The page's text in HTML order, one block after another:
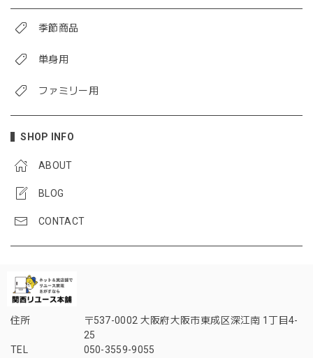
季節商品
単身用
ファミリー用
SHOP INFO
ABOUT
BLOG
CONTACT
住所
〒537-0002 大阪府大阪市東成区深江南 1丁目4-
25
TEL
050-3559-9055